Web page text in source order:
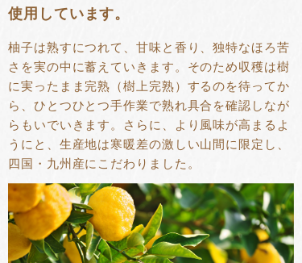
使用しています。
柚子は熟すにつれて、甘味と香り、独特なほろ苦
さを実の中に蓄えていきます。そのため収穫は樹
に実ったまま完熟（樹上完熟）するのを待ってか
ら、ひとつひとつ手作業で熟れ具合を確認しなが
らもいでいきます。さらに、より風味が高まるよ
うにと、生産地は寒暖差の激しい山間に限定し、
四国・九州産にこだわりました。